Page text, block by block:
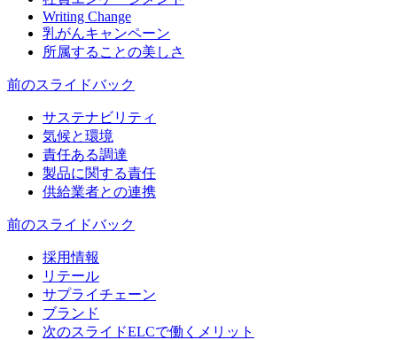
Writing Change
乳がんキャンペーン
所属することの美しさ
前のスライドバック
サステナビリティ
気候と環境
責任ある調達
製品に関する責任
供給業者との連携
前のスライドバック
採用情報
リテール
サプライチェーン
ブランド
次のスライドELCで働くメリット